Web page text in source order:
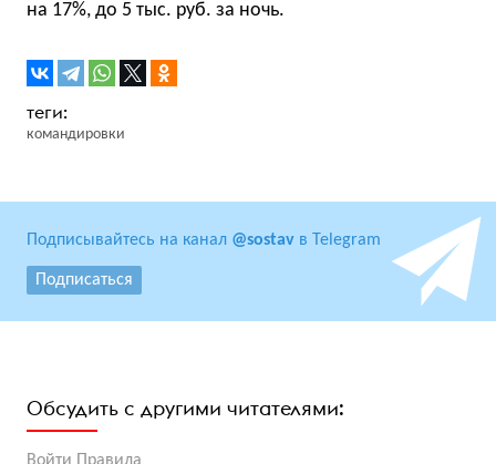
на 17%, до 5 тыс. руб. за ночь.
командировки
Подписывайтесь на канал @sostav в Telegram
Подписаться
Обсудить с другими читателями: